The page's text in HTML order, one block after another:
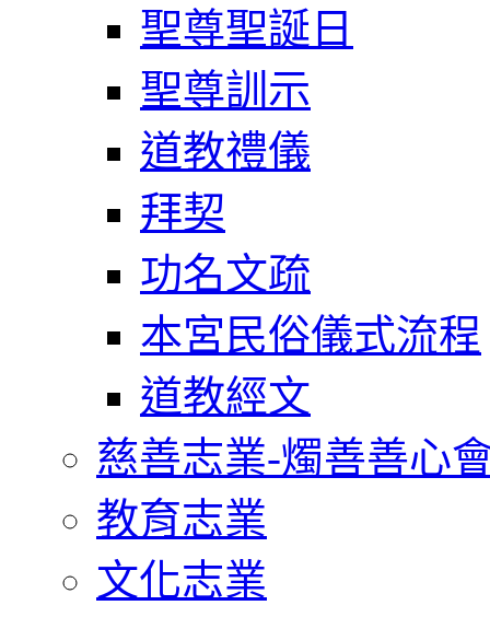
聖尊聖誕日
聖尊訓示
道教禮儀
拜契
功名文疏
本宮民俗儀式流程
道教經文
慈善志業-燭善善心
教育志業
文化志業